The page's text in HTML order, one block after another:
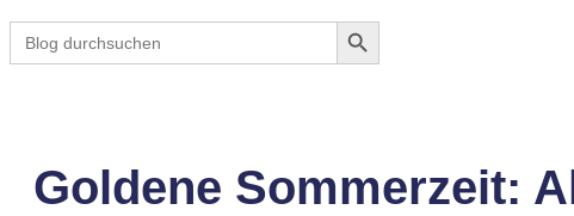
Search
for:
Search Button
Goldene Sommerzeit: